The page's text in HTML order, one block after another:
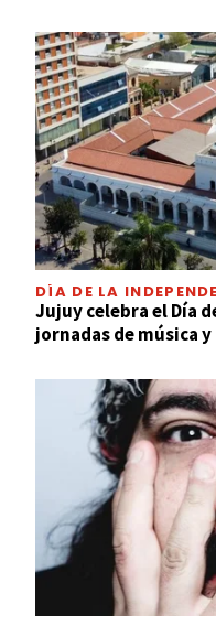
DÍA DE LA
Jujuy celebra el Día
jornadas de música y